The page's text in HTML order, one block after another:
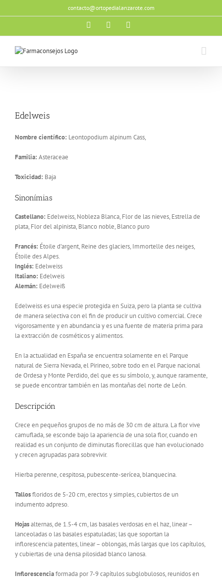
al
contacto@ortopedialanzarote.com
Facebook
Edelweis
Nombre científico: Leontopodium alpinum Cass,
Familia: Asteraceae
Toxicidad: Baja
Sinonímias
Castellano: Edelweiss, Nobleza Blanca, Flor de las nieves, Estrella de
plata, Flor del alpinista, Blanco noble, Blanco puro
Francés: Étoile d’argent, Reine des glaciers, Immortelle des neiges,
Étoile des Alpes.
Inglés: Edelweiss
Italiano: Edelweis
Alemán: Edelweiß
Edelweiss es una especie protegida en Suiza, pero la planta se cultiva
de manera selectiva con el fin de producir un cultivo comercial. Crece
vigorosamente y en abundancia y es una fuente de materia prima para
la extracción de cosméticos y alimentos.
En la actualidad en España se encuentra solamente en el Parque
natural de Sierra Nevada, el Pirineo, sobre todo en el Parque nacional
de Ordesa y Monte Perdido, del que es su símbolo, y, aunque raramente,
se puede encontrar también en las montañas del norte de León.
Descripción
Crece en pequeños grupos de no más de 30 cm de altura. La flor vive
camuflada, se esconde bajo la apariencia de una sola flor, cuando en
realidad es un conjunto de diminutas florecillas que han evolucionado
y crecen agrupadas para sobrevivir.
Hierba perenne, cespitosa, pubescente-serícea, blanquecina.
Tallosfloridos de 5-20 cm, erectos y simples, cubiertos de un
indumento adpreso.
Hojasalternas, de 1.5-4 cm, las basales verdosas en el haz, linear –
lanceoladas o las basales espatuladas; las que soportan la
inflorescencia patentes, linear – oblongas, más largas que los capítulos,
y cubiertas de una densa pilosidad blanco lanosa.
Inflorescenciaformada por 7-9 capítulos subglobulosos, reunidos en